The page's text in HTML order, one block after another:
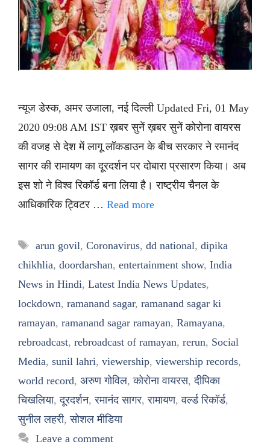
न्यूज डेस्क, अमर उजाला, नई दिल्ली Updated Fri, 01 May
2020 09:08 AM IST ख़बर सुनें ख़बर सुनें कोरोना वायरस
की वजह से देश में लागू लॉकडाउन के बीच सरकार ने रमानंद
सागर की रामायण का दूरदर्शन पर दोबारा प्रसारण किया। अब
इस शो ने विश्व रिकॉर्ड बना लिया है। राष्ट्रीय चैनल के
आधिकारिक ट्विटर … Read more
Tags
arun govil, Coronavirus, dd national, dipika
chikhlia, doordarshan, entertainment show, India
News in Hindi, Latest India News Updates,
lockdown, ramanand sagar, ramanand sagar ki
ramayan, ramanand sagar ramayan, Ramayana,
rebroadcast, rebroadcast of ramayan, rerun, Social
Media, sunil lahri, viewership, viewership records,
world record, अरुण गोविल,कोरोना वायरस,दीपिका
चिखलिया,दूरदर्शन,रमानंद सागर,रामायण,वर्ल्ड रिकॉर्ड,
सुनील लहरी,सोशल मीडिया
Leave a comment